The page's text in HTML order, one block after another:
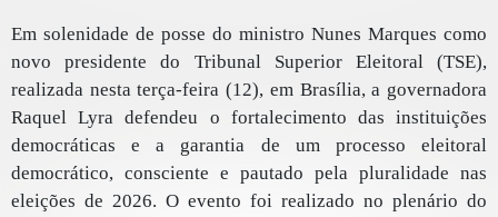
Em solenidade de posse do ministro Nunes Marques como
novo presidente do Tribunal Superior Eleitoral (TSE),
realizada nesta terça-feira (12), em Brasília, a governadora
Raquel Lyra defendeu o fortalecimento das instituições
democráticas e a garantia de um processo eleitoral
democrático, consciente e pautado pela pluralidade nas
eleições de 2026. O evento foi realizado no plenário do